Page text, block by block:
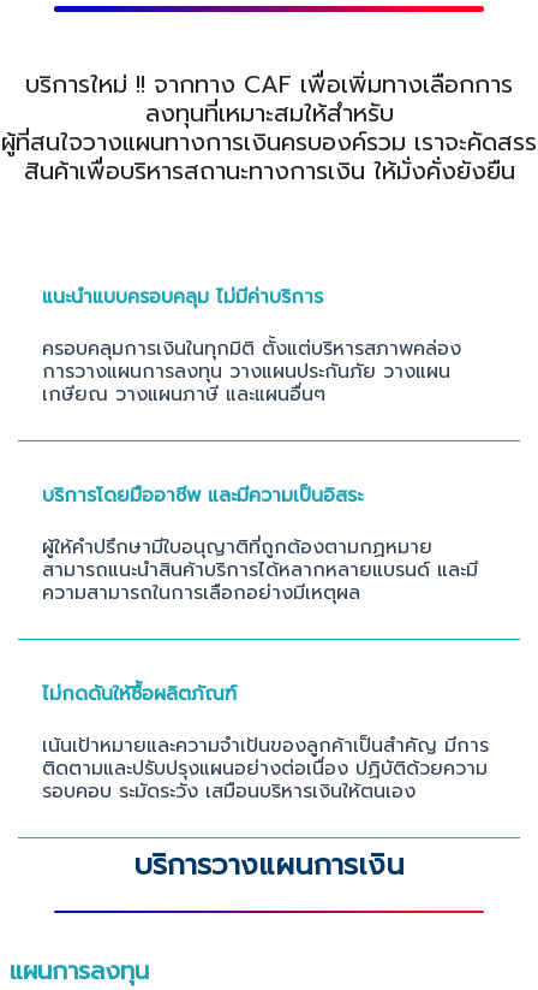
บริการใหม่ !! จากทาง CAF เพื่อเพิ่มทางเลือกการ
ลงทุนที่เหมาะสมให้สำหรับ
ผู้ที่สนใจวางแผนทางการเงินครบองค์รวม เราจะคัดสรร
สินค้าเพื่อบริหารสถานะทางการเงิน ให้มั่งคั่งยังยืน
แนะนำแบบครอบคลุม ไม่มีค่าบริการ
ครอบคลุมการเงินในทุกมิติ ตั้งแต่บริหารสภาพคล่อง
การวางแผนการลงทุน วางแผนประกันภัย วางแผน
เกษียณ วางแผนภาษี และแผนอื่นๆ
บริการโดยมืออาชีพ และมีความเป็นอิสระ
ผู้ให้คำปรึกษามีใบอนุญาติที่ถูกต้องตามกฏหมาย
สามารถแนะนำสินค้าบริการได้หลากหลายแบรนด์ และมี
ความสามารถในการเลือกอย่างมีเหตุผล
ไม่กดดันให้ซื้อผลิตภัณฑ์
เน้นเป้าหมายและความจำเป้นของลูกค้าเป็นสำคัญ มีการ
ติดตามและปรับปรุงแผนอย่างต่อเนื่อง ปฏิบัติด้วยความ
รอบคอบ ระมัดระวัง เสมือนบริหารเงินให้ตนเอง
บริการวางแผนการเงิน
แผนการลงทุน